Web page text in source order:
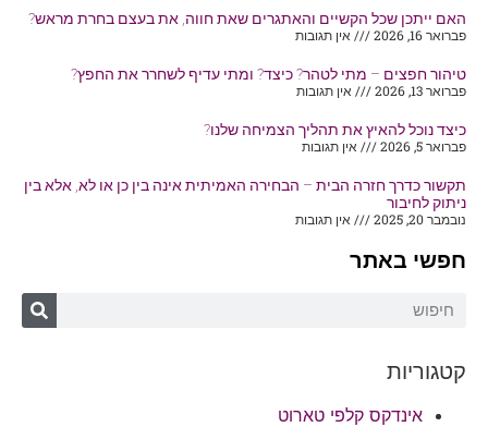
האם ייתכן שכל הקשיים והאתגרים שאת חווה, את בעצם בחרת מראש?
פברואר 16, 2026
אין תגובות
טיהור חפצים – מתי לטהר? כיצד? ומתי עדיף לשחרר את החפץ?
פברואר 13, 2026
אין תגובות
כיצד נוכל להאיץ את תהליך הצמיחה שלנו?
פברואר 5, 2026
אין תגובות
תקשור כדרך חזרה הבית – הבחירה האמיתית אינה בין כן או לא, אלא בין
ניתוק לחיבור
נובמבר 20, 2025
אין תגובות
חפשי באתר
קטגוריות
אינדקס קלפי טארוט